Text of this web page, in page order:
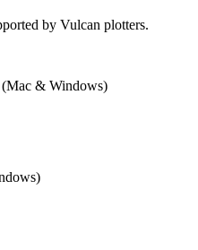
by Vulcan plotters.
& Windows)